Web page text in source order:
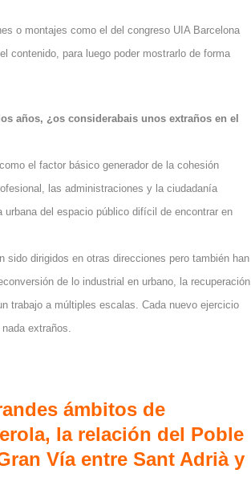
o montajes como el del congreso UIA Barcelona
contenido, para luego poder mostrarlo de forma
años, ¿os considerabais unos extraños en el
el factor básico generador de la cohesión
las administraciones y la ciudadanía
del espacio público difícil de encontrar en
dirigidos en otras direcciones pero también han
de lo industrial en urbano, la recuperación
trabajo a múltiples escalas. Cada nuevo ejercicio
extraños.
ámbitos de
la relación del Poble
Vía entre Sant Adrià y